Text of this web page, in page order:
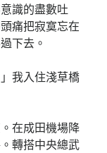
識的盡數吐
痛把寂寞忘在
下去。
我入住淺草橋
在成田機場降
轉搭中央總武